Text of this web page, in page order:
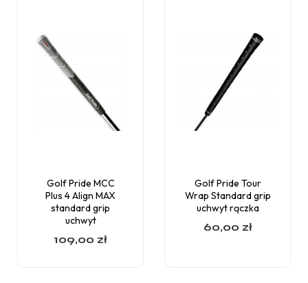
Golf Pride MCC
Plus 4 Align MAX
standard grip
uchwyt
109,00 zł
Golf Pride Tour
Wrap Standard grip
uchwyt rączka
60,00 zł